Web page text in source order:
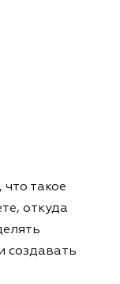
такое
откуда
создавать